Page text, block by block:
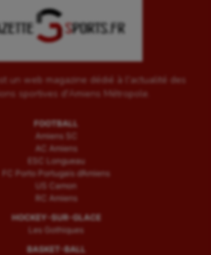
un web magazine dédié à l'actualité des
sportives d'Amiens Métropole.
FOOTBALL
Amiens SC
AC Amiens
ESC Longueau
FC Porto Portugais d’Amiens
US Camon
RC Amiens
HOCKEY-SUR-GLACE
Les Gothiques
BASKET-BALL